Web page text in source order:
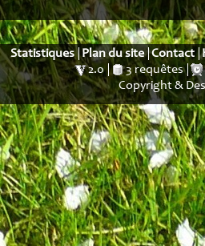
Statistiques Plan du site Contact
2.0
3 requêtes
Copyright &